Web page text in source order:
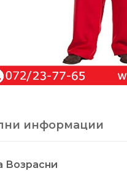
информации
Возрасни